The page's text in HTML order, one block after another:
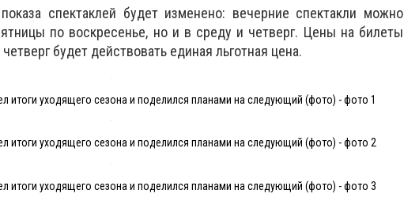
спектаклей будет изменено: вечерние спектакли можно
по воскресенье, но и в среду и четверг. Цены на билеты
будет действовать единая льготная цена.
итоги уходящего сезона и поделился планами на следующий (фото) - фото 1
итоги уходящего сезона и поделился планами на следующий (фото) - фото 2
итоги уходящего сезона и поделился планами на следующий (фото) - фото 3